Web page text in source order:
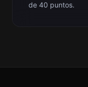
de 40 puntos.